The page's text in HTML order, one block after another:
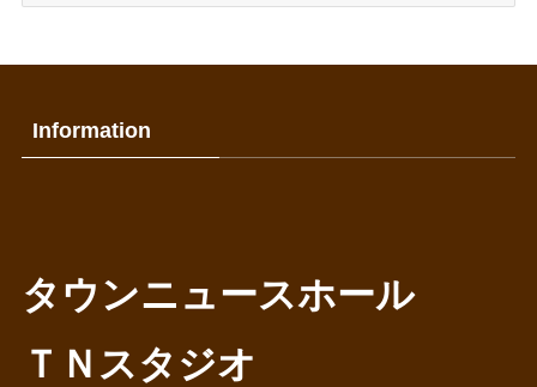
Information
タウンニュースホール
ＴＮスタジオ